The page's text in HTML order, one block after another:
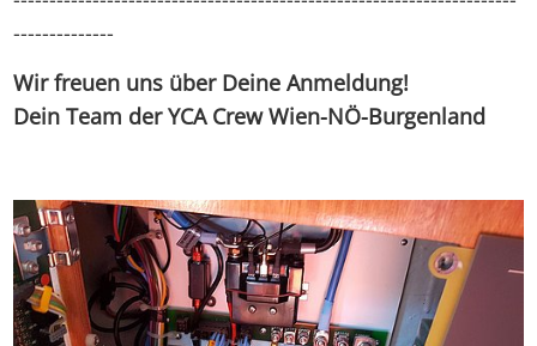
--------------
Wir freuen uns über Deine Anmeldung!
Dein Team der YCA Crew Wien-NÖ-Burgenland